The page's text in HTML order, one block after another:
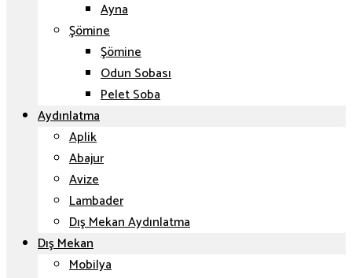
Ayna
Şömine
Şömine
Odun Sobası
Pelet Soba
Aydınlatma
Aplik
Abajur
Avize
Lambader
Dış Mekan Aydınlatma
Dış Mekan
Mobilya